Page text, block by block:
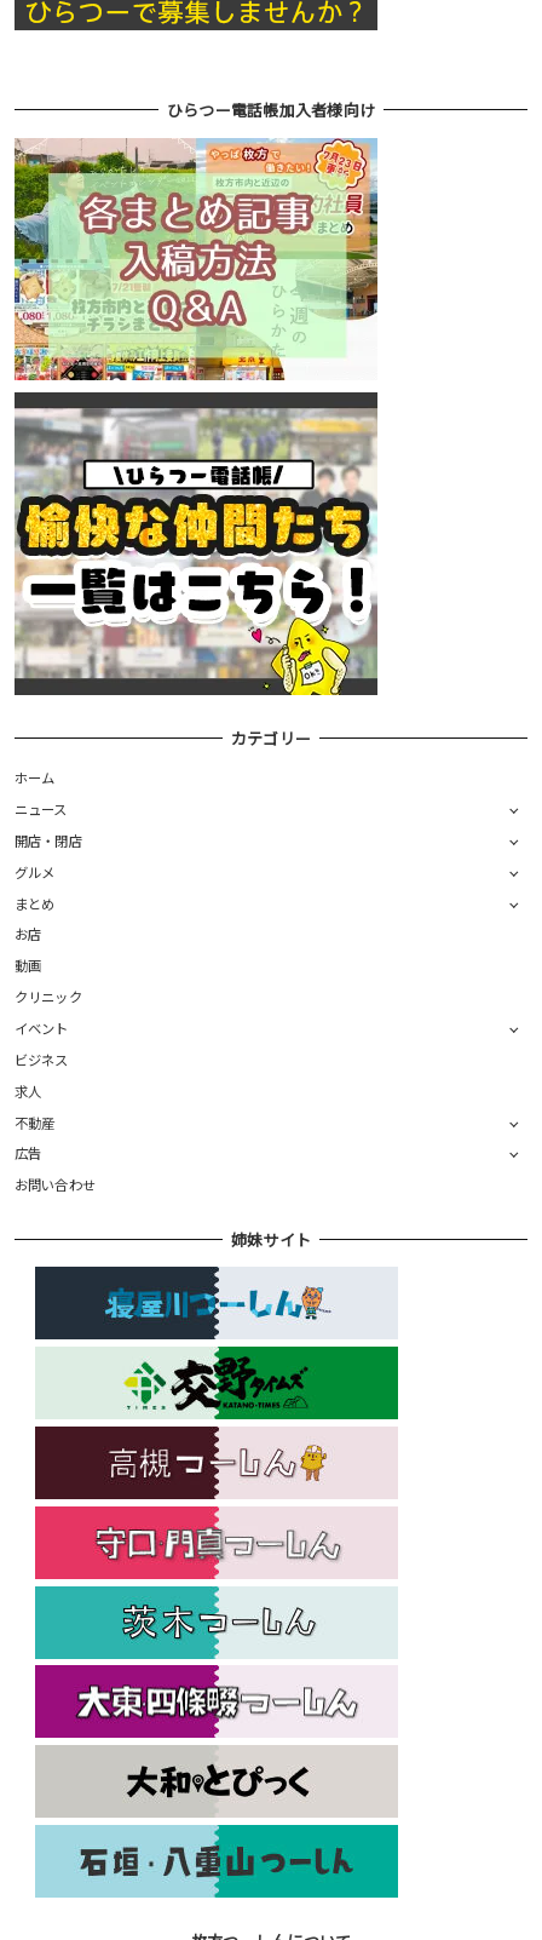
ひらつー電話帳加入者様向け
カテゴリー
ホーム
ニュース
開店・閉店
グルメ
まとめ
お店
動画
クリニック
イベント
ビジネス
求人
不動産
広告
お問い合わせ
姉妹サイト